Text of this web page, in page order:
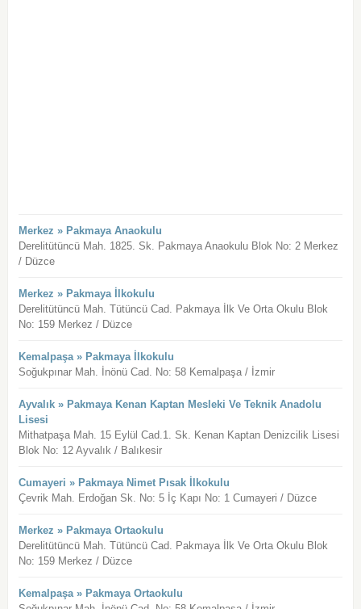
Merkez » Pakmaya Anaokulu
Derelitütüncü Mah. 1825. Sk. Pakmaya Anaokulu Blok No: 2 Merkez
/ Düzce
Merkez » Pakmaya İlkokulu
Derelitütüncü Mah. Tütüncü Cad. Pakmaya İlk Ve Orta Okulu Blok
No: 159 Merkez / Düzce
Kemalpaşa » Pakmaya İlkokulu
Soğukpınar Mah. İnönü Cad. No: 58 Kemalpaşa / İzmir
Ayvalık » Pakmaya Kenan Kaptan Mesleki Ve Teknik Anadolu
Lisesi
Mithatpaşa Mah. 15 Eylül Cad.1. Sk. Kenan Kaptan Denizcilik Lisesi
Blok No: 12 Ayvalık / Balıkesir
Cumayeri » Pakmaya Nimet Pısak İlkokulu
Çevrik Mah. Erdoğan Sk. No: 5 İç Kapı No: 1 Cumayeri / Düzce
Merkez » Pakmaya Ortaokulu
Derelitütüncü Mah. Tütüncü Cad. Pakmaya İlk Ve Orta Okulu Blok
No: 159 Merkez / Düzce
Kemalpaşa » Pakmaya Ortaokulu